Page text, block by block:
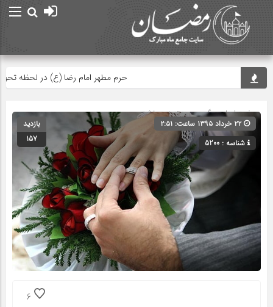
حرم مطهر امام رضا (ع) در لحظه تحویل
صفحه اصلی» گروه » دسته‌بندی نشده
شناسه : 5200
بازدید
157
6